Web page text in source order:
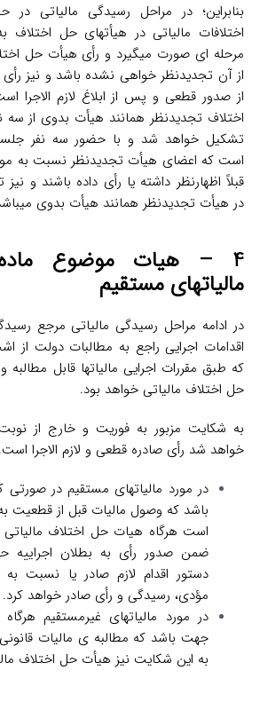
بنابراین؛ در مراحل رسیدگی مالیاتی
اختلافات مالیاتی در هیأتهای حل
مرحله‌ ای صورت میگیرد و رأی هیأت حل
از آن تجدیدنظر خواهی نشده باشد و نیز
از صدور قطعی و پس از ابلاغ لازم
تشکیل خواهد شد و با حضور سه نفر
است که اعضای هیأت تجدیدنظر نسبت به
قبلاً اظهارنظر داشته یا رأی داده باشند و
در هیأت تجدیدنظر همانند هیأت بدوی
مالیاتهای مستقیم
در ادامه مراحل رسیدگی مالیاتی مرجع
اقدامات اجرایی راجع به مطالبات دولت
که طبق مقررات اجرایی مالیاتها قابل
حل اختلاف مالیاتی خواهد بود.
به شکایت مزبور به فوریت و خارج از
خواهد شد رأی صادره قطعی و لازم الاجرا است.
در مورد مالیاتهای مستقیم در
باشد که وصول مالیات قبل از قطعیت
است هرگاه هیات حل اختلاف
ضمن صدور رأی به بطلان
دستور اقدام لازم صادر یا نسبت
مؤدی، رسیدگی و رأی صادر خواهد کرد.
در مورد مالیاتهای غیرمستقیم
جهت باشد که مطالبه‌ ی مالیات
به این شکایت نیز هیأت حل اختلاف